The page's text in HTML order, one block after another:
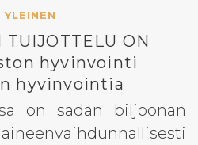
YLEINEN
ON
hyvinvointi
hyvinvointia
on sadan biljoonan